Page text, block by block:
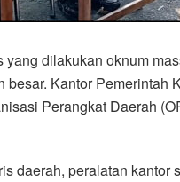
yang dilakukan oknum
Kantor Pemerintah
Perangkat Daerah
daerah, peralatan kantor